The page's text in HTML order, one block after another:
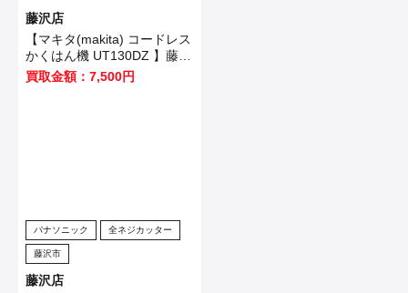
藤沢店
【マキタ(makita) コードレス
かくはん機 UT130DZ 】藤沢
市のお客様から買取させてい
ただきました！
買取金額：7,500円
パナソニック 全ネジカッター
藤沢市
藤沢店